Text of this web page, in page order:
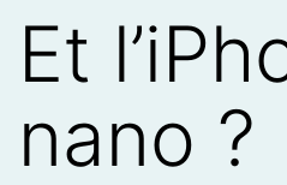
Et
nano ?